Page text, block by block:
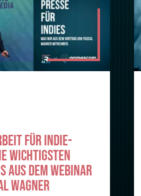
FÜR INDIE-
WICHTIGSTEN
AUS DEM WEBINAR
WAGNER